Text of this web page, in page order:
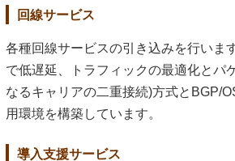
回線サービス
各種回線サービスの引き込みを行いま
で低遅延、トラフィックの最適化とパ
なるキャリアの二重接続)方式とBGP/
用環境を構築しています。
導入支援サービス